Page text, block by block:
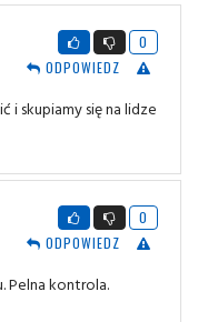
0
ODPOWIEDZ
i skupiamy się na lidze
0
ODPOWIEDZ
Pelna kontrola.